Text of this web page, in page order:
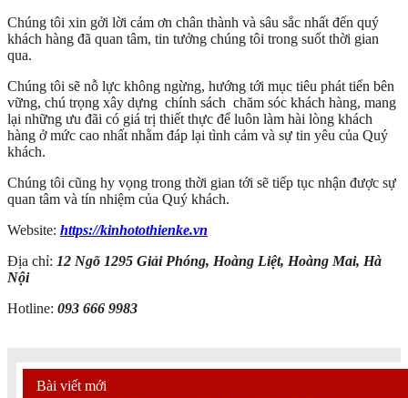
Chúng tôi xin gởi lời cảm ơn chân thành và sâu sắc nhất đến quý
khách hàng đã quan tâm, tin tưởng chúng tôi trong suốt thời gian
qua.
Chúng tôi sẽ nỗ lực không ngừng, hướng tới mục tiêu phát tiển bên
vững, chú trọng xây dựng chính sách chăm sóc khách hàng, mang
lại những ưu đãi có giá trị thiết thực để luôn làm hài lòng khách
hàng ở mức cao nhất nhằm đáp lại tình cảm và sự tin yêu của Quý
khách.
Chúng tôi cũng hy vọng trong thời gian tới sẽ tiếp tục nhận được sự
quan tâm và tín nhiệm của Quý khách.
Website: https://kinhotothienke.vn
Địa chỉ: 12 Ngõ 1295 Giải Phóng, Hoàng Liệt, Hoàng Mai, Hà
Nội
Hotline: 093 666 9983
Bài viết mới